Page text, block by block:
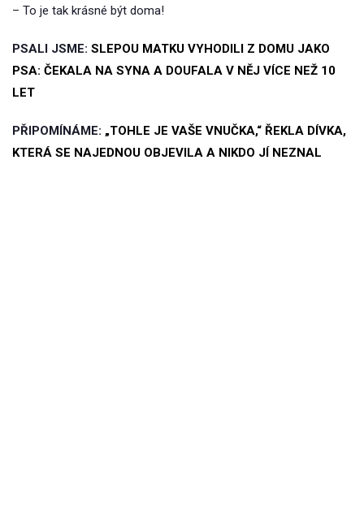
– To je tak krásné být doma!
PSALI JSME: SLEPOU MATKU VYHODILI Z DOMU JAKO
PSA: ČEKALA NA SYNA A DOUFALA V NĚJ VÍCE NEŽ 10
LET
PŘIPOMÍNÁME: „TOHLE JE VAŠE VNUČKA,“ ŘEKLA DÍVKA,
KTERÁ SE NAJEDNOU OBJEVILA A NIKDO JÍ NEZNAL